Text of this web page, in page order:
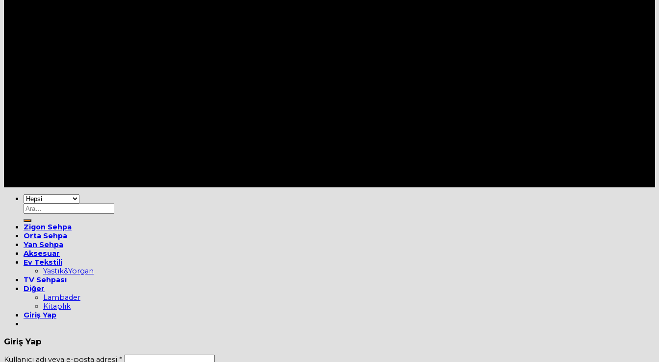
Ara:
Zigon Sehpa
Orta Sehpa
Yan Sehpa
Aksesuar
Ev Tekstili
Yastık&Yorgan
TV Sehpası
Diğer
Lambader
Kitaplık
Giriş Yap
Giriş Yap
Kullanıcı adı veya e-posta adresi *